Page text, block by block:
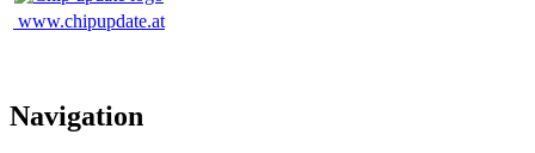
www.chipupdate.at
Navigation